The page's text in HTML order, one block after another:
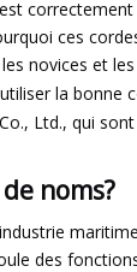
ces
novices et
la bonne
Ltd., qui
noms?
des